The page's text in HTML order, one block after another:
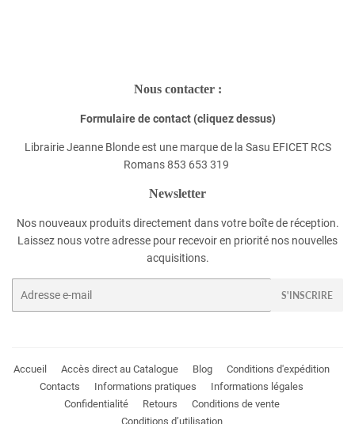
Nous contacter :
Formulaire de contact (cliquez dessus)
Librairie Jeanne Blonde est une marque de la Sasu EFICET RCS
Romans 853 653 319
Newsletter
Nos nouveaux produits directement dans votre boîte de réception.
Laissez nous votre adresse pour recevoir en priorité nos nouvelles
acquisitions.
S'INSCRIRE
Accueil Accès direct au Catalogue Blog
Conditions d'expédition
Contacts
Informations pratiques
Informations légales
Confidentialité
Retours
Conditions de vente
Conditions d’utilisation